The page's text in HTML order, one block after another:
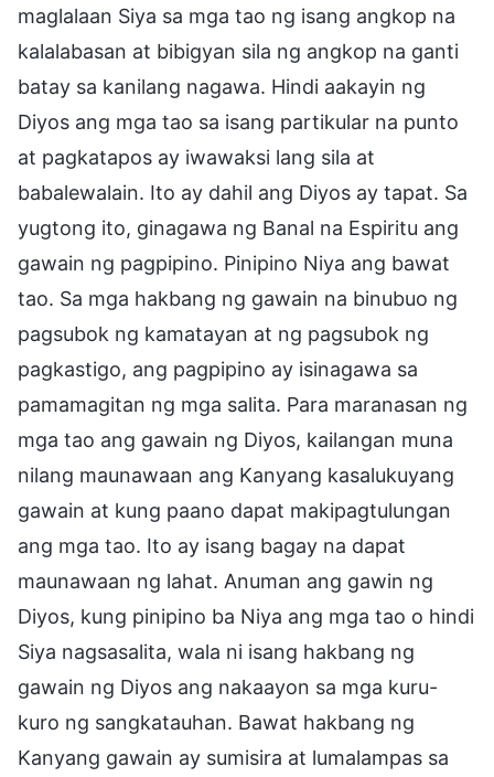
maglalaan Siya sa mga tao ng isang angkop na
kalalabasan at bibigyan sila ng angkop na ganti
batay sa kanilang nagawa. Hindi aakayin ng
Diyos ang mga tao sa isang partikular na punto
at pagkatapos ay iwawaksi lang sila at
babalewalain. Ito ay dahil ang Diyos ay tapat. Sa
yugtong ito, ginagawa ng Banal na Espiritu ang
gawain ng pagpipino. Pinipino Niya ang bawat
tao. Sa mga hakbang ng gawain na binubuo ng
pagsubok ng kamatayan at ng pagsubok ng
pagkastigo, ang pagpipino ay isinagawa sa
pamamagitan ng mga salita. Para maranasan ng
mga tao ang gawain ng Diyos, kailangan muna
nilang maunawaan ang Kanyang kasalukuyang
gawain at kung paano dapat makipagtulungan
ang mga tao. Ito ay isang bagay na dapat
maunawaan ng lahat. Anuman ang gawin ng
Diyos, kung pinipino ba Niya ang mga tao o hindi
Siya nagsasalita, wala ni isang hakbang ng
gawain ng Diyos ang nakaayon sa mga kuru-
kuro ng sangkatauhan. Bawat hakbang ng
Kanyang gawain ay sumisira at lumalampas sa